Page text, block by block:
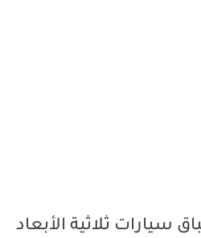
سيارات ثلاثية الأبعاد